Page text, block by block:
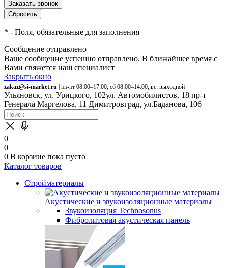
* - Поля, обязательные для заполнения
Сообщение отправлено
Ваше сообщение успешно отправлено. В ближайшее время с
Вами свяжется наш специалист
Закрыть окно
zakaz@si-market.ru | пн-пт 08:00–17:00; сб 08:00–14:00; вс: выходной
Ульяновск, ул. Урицкого, 102ул. Автомобилистов, 18 пр-т
Генерала Маргелова, 11 Димитровград, ул.Баданова, 106
0
0
0 В корзине пока пусто
Каталог товаров
Стройматериалы
Акустические и звукоизоляционные материалы
Звукоизоляция Technosonus
Фибролитовая акустическая панель